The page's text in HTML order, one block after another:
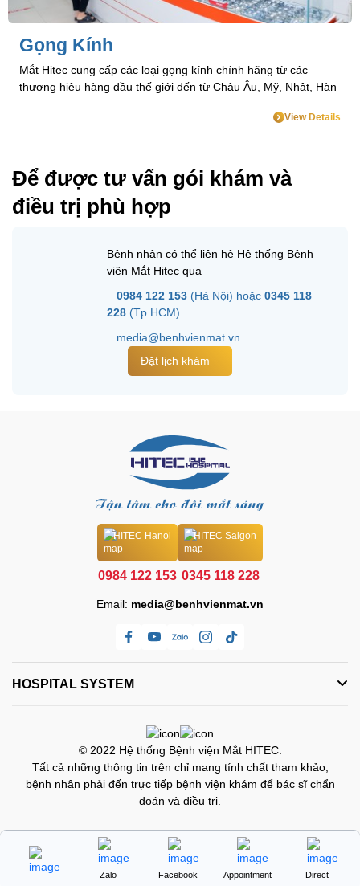
Kính áp tròng mềm
Kính áp tròng mềm là một loại kính áp tròng có thiết kế mềm
mại, ôm sát vào giác mạc và có thể di chuyển theo mắt một
View Details
Để được tư vấn gói khám và
điều trị phù hợp
Bệnh nhân có thể liên hệ Hệ thống Bệnh
viện Mắt Hitec qua
0984 122 153 (Hà Nội) hoặc 0345 118
228 (Tp.HCM)
media@benhvienmat.vn
Đặt lịch khám
HITEC Hanoi
0984 122 153
HITEC Saigon
0345 118 228
Email: media@benhvienmat.vn
HOSPITAL SYSTEM
© 2022 Hệ thống Bệnh viện Mắt HITEC.
Tất cả những thông tin trên chỉ mang tính chất tham khảo,
bệnh nhân phải đến trực tiếp bệnh viện khám để bác sĩ chẩn
đoán và điều trị.
Zalo Facebook Appointment Direct